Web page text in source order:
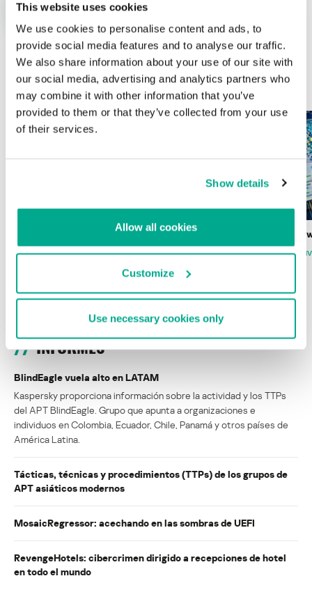
This website uses cookies
We use cookies to personalise content and ads, to
provide social media features and to analyse our traffic.
We also share information about your use of our site with
our social media, advertising and analytics partners who
may combine it with other information that you’ve
provided to them or that they’ve collected from your use
of their services.
Show details
Allow all cookies
Customize
Use necessary cookies only
ÚLTIMAS PUBLICACIONES
Wardriving en México: preparativos para
la Copa Mundial de Fútbol 2026
Estado del
FABIO ASSOLINI MARC
INFORMES
BlindEagle vuela alto en LATAM
Kaspersky proporciona información sobre la actividad y los TTPs
del APT BlindEagle. Grupo que apunta a organizaciones e
individuos en Colombia, Ecuador, Chile, Panamá y otros países de
América Latina.
Tácticas, técnicas y procedimientos (TTPs) de los grupos de
APT asiáticos modernos
MosaicRegressor: acechando en las sombras de UEFI
RevengeHotels: cibercrimen dirigido a recepciones de hotel
en todo el mundo